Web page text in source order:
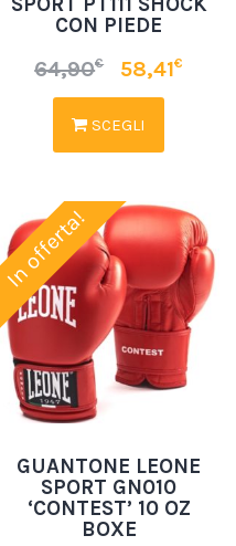
CON PIEDE
64,90€ 58,41€
SCEGLI
In offerta!
GUANTONE LEONE
SPORT GN010
‘CONTEST’ 10 OZ
BOXE